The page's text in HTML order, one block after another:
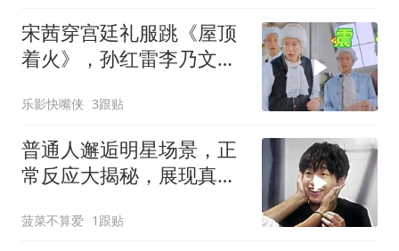
宋茜穿宫廷礼服跳《屋顶
着火》，孙红雷李乃文当
情包全网疯传！
乐影快嘴侠 3跟贴
普通人邂逅明星场景，正
常反应大揭秘，展现真实
菠菜不算爱 1跟贴